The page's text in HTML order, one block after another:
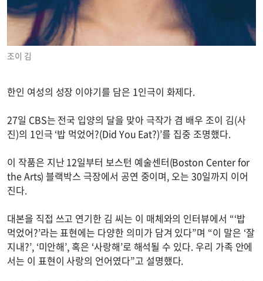
조이 김
한인 여성의 성장 이야기를 담은 1인극이 화제다.
27일 CBS는 전국 입양의 달을 맞아 극작가 겸 배우 조이 김(사
진)의 1인극 ‘밥 먹었어?(Did You Eat?)’를 집중 조명했다.
이 작품은 지난 12일부터 보스턴 예술센터(Boston Center for
the Arts) 블랙박스 극장에서 공연 중이며, 오는 30일까지 이어
진다.
대본을 직접 쓰고 연기한 김 씨는 이 매체와의 인터뷰에서 “‘밥
먹었어?’라는 표현에는 다양한 의미가 담겨 있다”며 “이 말은 ‘잘
지내?’, ‘미안해’, 혹은 ‘사랑해’로 해석될 수 있다. 우리 가족 안에
서는 이 표현이 사랑의 언어였다”고 설명했다.